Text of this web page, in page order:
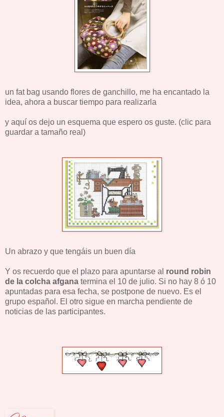
un fat bag usando flores de ganchillo, me ha encantado la
idea, ahora a buscar tiempo para realizarla
y aquí os dejo un esquema que espero os guste. (clic para
guardar a tamaño real)
Un abrazo y que tengáis un buen día
Y os recuerdo que el plazo para apuntarse al round robin
de la colcha afgana termina el 10 de julio. Si no hay 8 ó 10
apuntadas para esa fecha, se postpone de nuevo. Es el
grupo español. El otro sigue en marcha pendiente de
noticias de las participantes.